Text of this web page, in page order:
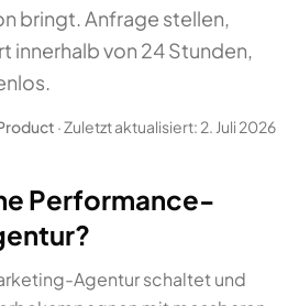
bringt. Anfrage stellen,
innerhalb von 24 Stunden,
·Zuletzt aktualisiert: 2. Juli 2026
Performance-
Agentur schaltet und